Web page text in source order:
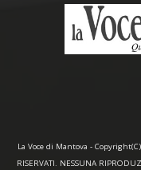
La Voce di Mantova -
RISERVATI. NESSUNA